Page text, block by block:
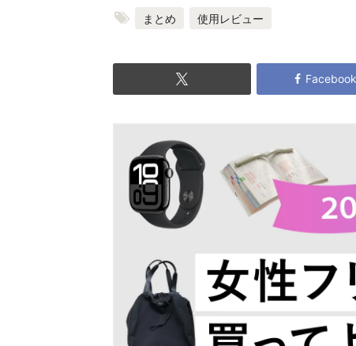
まとめ
使用レビュー
Facebook